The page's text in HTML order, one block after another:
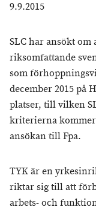
9.9.2015
SLC har ansökt
riksomfattande
som
december 2015 på
platser, till vilken
kriterierna
ansökan till Fpa.
TYK är en
riktar sig till att
arbets- och